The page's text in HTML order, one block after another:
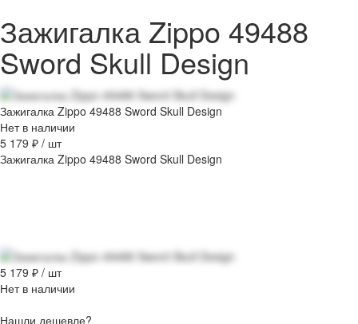
Зажигалка Zippo 49488
Sword Skull Design
Зажигалка Zippo 49488 Sword Skull Design
Нет в наличии
5 179 ₽ / шт
Зажигалка Zippo 49488 Sword Skull Design
5 179 ₽ / шт
Нет в наличии
Нашли дешевле?